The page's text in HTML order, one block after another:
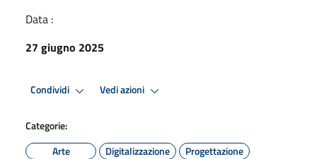
Data :
27 giugno 2025
Condividi Vedi azioni
Categorie:
Arte
Digitalizzazione Progettazione